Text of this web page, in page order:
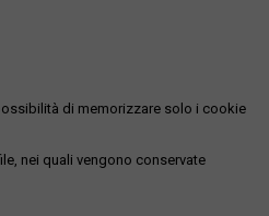
di memorizzare solo i cookie
nei quali vengono conservate